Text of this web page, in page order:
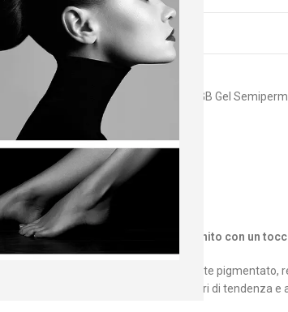
Mani TGB Gel
Wisteria
Accedi
Lilla pastello lattiginoso, rifinito con un
Gel semipermanente altamente pigmentato,
estremamente duratura. Colori di tendenza e